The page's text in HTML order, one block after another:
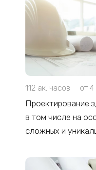
112 ак. часов от
Проектирование
в том числе на
сложных и